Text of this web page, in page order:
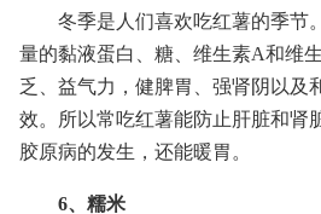
冬季是人们喜欢吃红薯的季节
量的黏液蛋白、糖、维生素A和维
乏、益气力，健脾胃、强肾阴以及
效。所以常吃红薯能防止肝脏和肾
胶原病的发生，还能暖胃。
6、糯米